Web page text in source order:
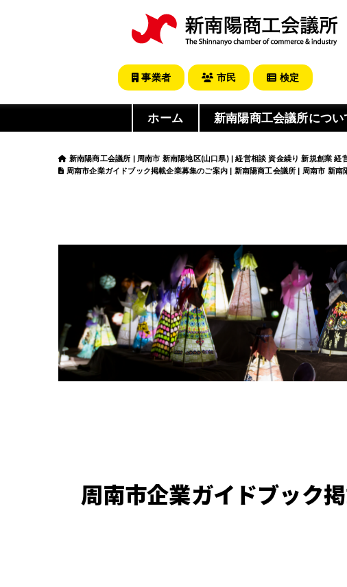
事業者 市民 検定
ホーム 新南陽商工会議所につい
新南陽商工会議所 | 周南市 新南陽地区(山口県) | 経営相談 資金繰り 新規創業 経
周南市企業ガイドブック掲載企業募集のご案内 | 新南陽商工会議所 | 周南市 新
周南市企業ガイドブック